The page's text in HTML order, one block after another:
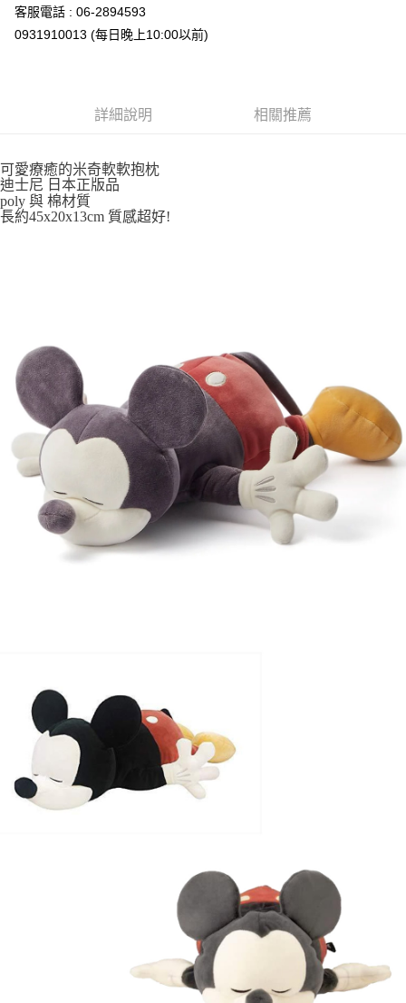
ATM付款
每筆NT$65，滿NT$999(含以上)免運費
每筆NT$65，滿NT$999(含以上)免運費
7-11取貨付款
每筆NT$65，滿NT$999(含以上)免運費
客服電話 : 06-2894593
0931910013 (每日晚上10:00以前)
詳細說明 相關推薦
可愛療癒的米奇軟軟抱枕
迪士尼 日本正版品
poly 與 棉材質
長約45x20x13cm 質感超好!